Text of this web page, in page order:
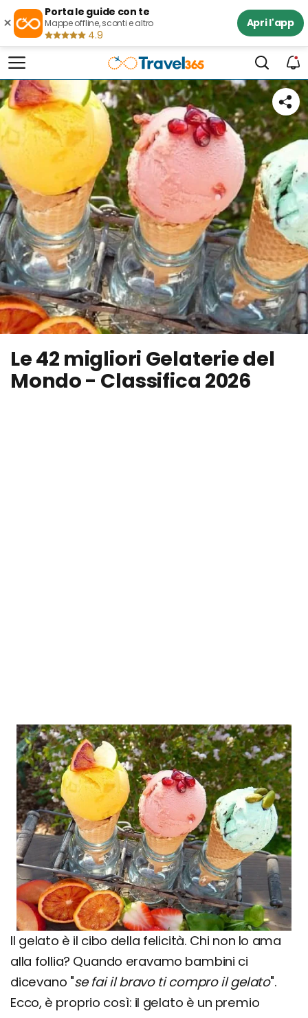
×
Porta le guide con te
Mappe offline, sconti e altro
4.9
Apri l'app
Le 42 migliori Gelaterie del
Mondo - Classifica 2026
Il gelato è il cibo della felicità. Chi non lo ama
alla follia? Quando eravamo bambini ci
dicevano "se fai il bravo ti compro il gelato".
Ecco, è proprio così: il gelato è un premio